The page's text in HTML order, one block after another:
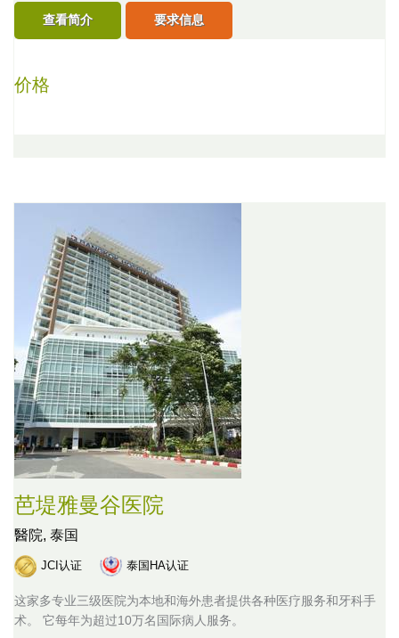
查看简介 要求信息
价格
芭堤雅曼谷医院
醫院, 泰国
JCI认证 泰国HA认证
这家多专业三级医院为本地和海外患者提供各种医疗服务和牙科手
术。 它每年为超过10万名国际病人服务。